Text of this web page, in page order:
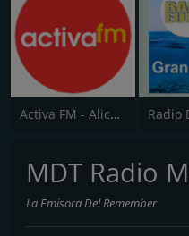
Activa FM - Alicante
MDT Radio
La Emisora Del Remember